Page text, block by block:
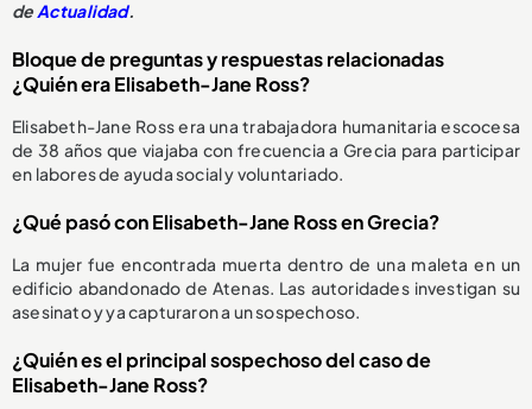
deActualidad.
Bloque de preguntas y respuestas relacionadas
¿Quién era Elisabeth-Jane Ross?
Elisabeth-Jane Ross era una trabajadora humanitaria escocesa
de 38 años que viajaba con frecuencia a Grecia para participar
en labores de ayuda social y voluntariado.
¿Qué pasó con Elisabeth-Jane Ross en Grecia?
La mujer fue encontrada muerta dentro de una maleta en un
edificio abandonado de Atenas. Las autoridades investigan su
asesinato y ya capturaron a un sospechoso.
¿Quién es el principal sospechoso del caso de
Elisabeth-Jane Ross?